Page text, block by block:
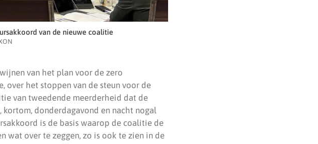
van de nieuwe coalitie
van het plan voor de zero
over het stoppen van de steun voor de
van tweedende meerderheid dat de
donderdagavond en nacht nogal
is de basis waarop de coalitie de
wat over te zeggen, zo is ook te zien in de